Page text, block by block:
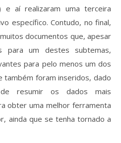
e aí realizaram uma terceira
específico. Contudo, no final,
documentos que, apesar
para um destes subtemas,
para pelo menos um dos
também foram inseridos, dado
resumir os dados mais
obter uma melhor ferramenta
ainda que se tenha tornado a